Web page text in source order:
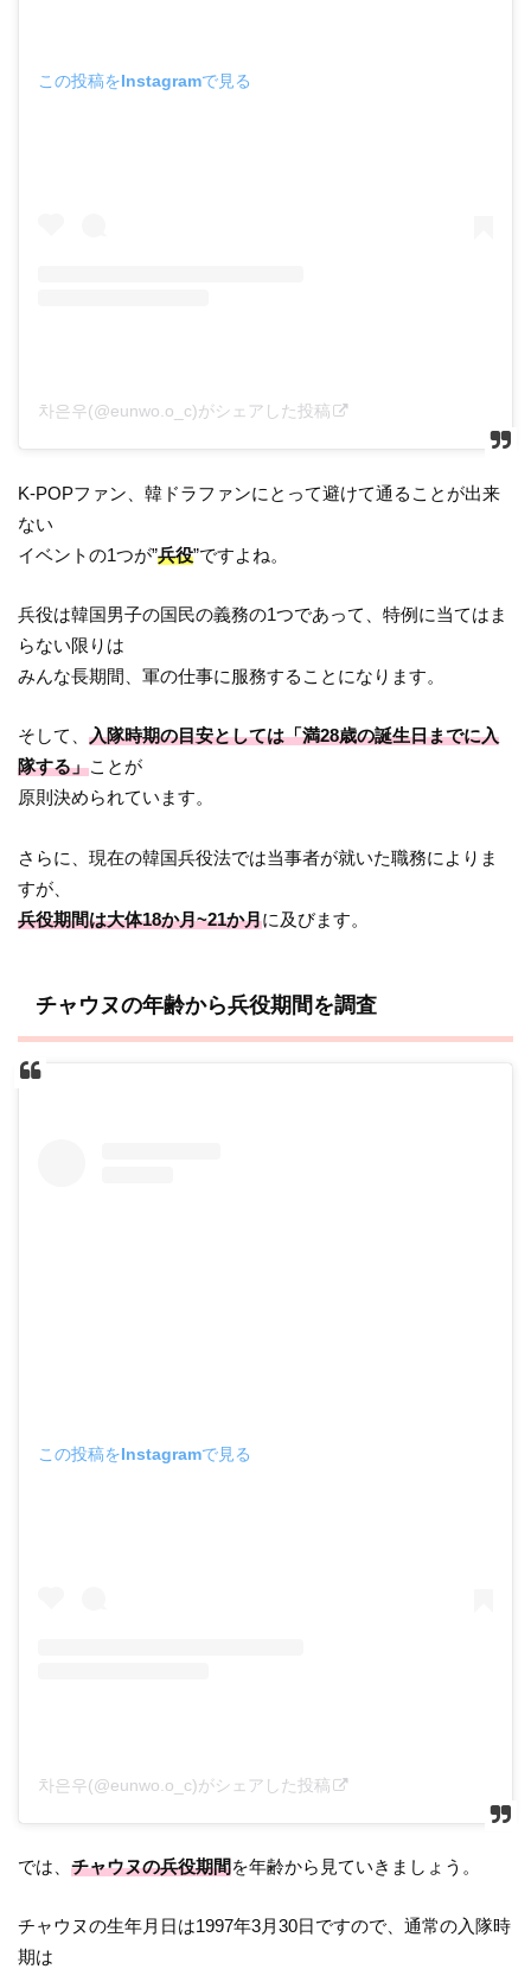
この投稿をInstagramで見る
차은우(@eunwo.o_c)がシェアした投稿
K-POPファン、韓ドラファンにとって避けて通ることが出来
ない
イベントの1つが”兵役”ですよね。
兵役は韓国男子の国民の義務の1つであって、特例に当てはま
らない限りは
みんな長期間、軍の仕事に服務することになります。
そして、入隊時期の目安としては「満28歳の誕生日までに入
隊する」ことが
原則決められています。
さらに、現在の韓国兵役法では当事者が就いた職務によりま
すが、
兵役期間は大体18か月~21か月に及びます。
チャウヌの年齢から兵役期間を調査
この投稿をInstagramで見る
차은우(@eunwo.o_c)がシェアした投稿
では、チャウヌの兵役期間を年齢から見ていきましょう。
チャウヌの生年月日は1997年3月30日ですので、通常の入隊時
期は